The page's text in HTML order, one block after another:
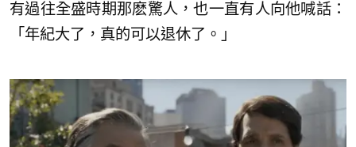
有過往全盛時期那麽驚人，也一直有人向他喊話：
「年紀大了，真的可以退休了。」